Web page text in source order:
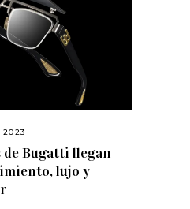
2023
de Bugatti llegan
lujo y